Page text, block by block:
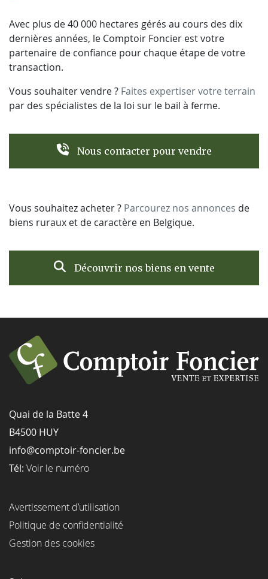
Avec plus de 40 000 hectares gérés au cours des dix
dernières années, le Comptoir Foncier est votre
partenaire de confiance pour chaque étape de votre
transaction.
Vous souhaiter vendre ? Faites expertiser votre terrain
par des spécialistes de la loi sur le bail à ferme.
Nous contacter pour vendre
Vous souhaitez acheter ? Parcourez nos annonces de
biens ruraux et de caractère en Belgique.
Découvrir nos biens en vente
Quai de la Batte 4
B4500 HUY
info@comptoir-foncier.be
Tél: Voir le numéro
Avertissement d’utilisation
Politique de confidentialité
Gestion des cookies